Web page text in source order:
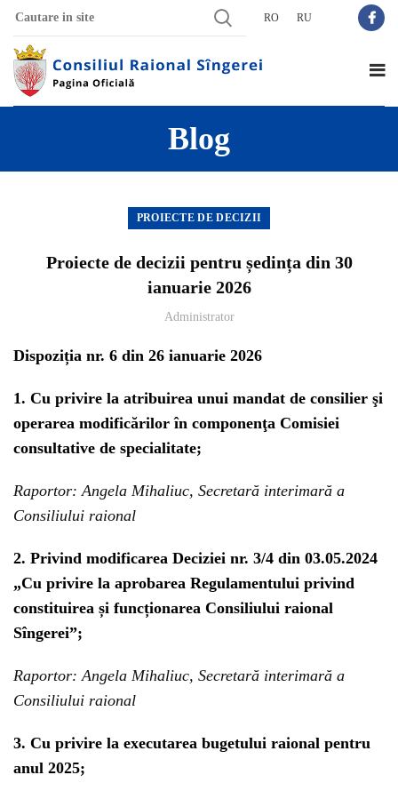
RO RU
Blog
PROIECTE DE DECIZII
Proiecte de decizii pentru ședința din 30
ianuarie 2026
Administrator
Dispoziția nr. 6 din 26 ianuarie 2026
1. Cu privire la atribuirea unui mandat de consilier şi
operarea modificărilor în componenţa Comisiei
consultative de specialitate;
Raportor: Angela Mihaliuc, Secretară interimară a
Consiliului raional
2. Privind modificarea Deciziei nr. 3/4 din 03.05.2024
„Cu privire la aprobarea Regulamentului privind
constituirea și funcționarea Consiliului raional
Sîngerei”;
Raportor: Angela Mihaliuc, Secretară interimară a
Consiliului raional
3. Cu privire la executarea bugetului raional pentru
anul 2025;